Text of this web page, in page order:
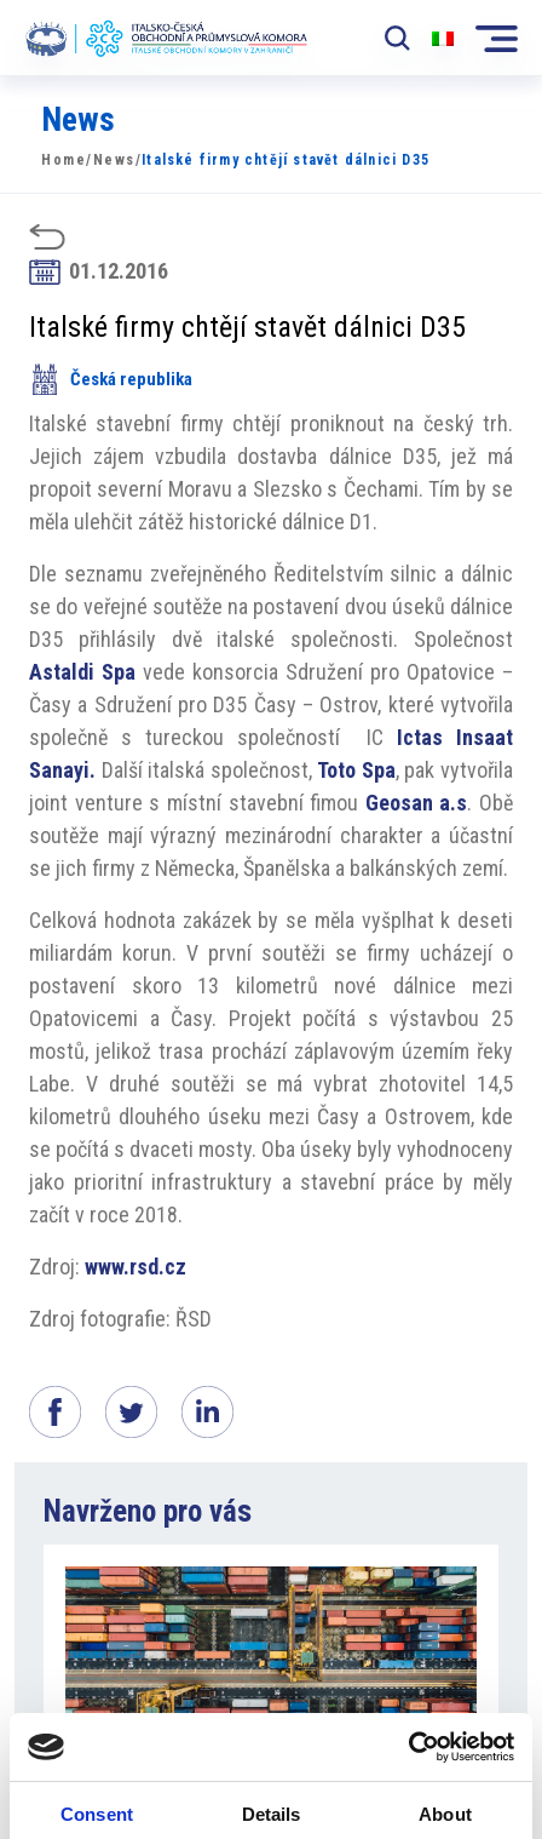
Consent Details About
Komora
News
Události
Rozvoj Trhu
Členové
Partneři
​​Projekty
Členská sekce
News
Home/ News/ Italské firmy chtějí stavět dálnici D35
01.12.2016
Italské firmy chtějí stavět dálnici D35
Česká republika
Italské stavební firmy chtějí proniknout na český trh.
Jejich zájem vzbudila dostavba dálnice D35, jež má
propoit severní Moravu a Slezsko s Čechami. Tím by se
měla ulehčit zátěž historické dálnice D1.
Dle seznamu zveřejněného Ředitelstvím silnic a dálnic
se do veřejné soutěže na postavení dvou úseků dálnice
D35 přihlásily dvě italské společnosti. Společnost
Astaldi Spa vede konsorcia Sdružení pro Opatovice –
Časy a Sdružení pro D35 Časy – Ostrov, které vytvořila
společně s tureckou společností IC Ictas Insaat
Sanayi. Další italská společnost, Toto Spa, pak vytvořila
joint venture s místní stavební fimou Geosan a.s. Obě
soutěže mají výrazný mezinárodní charakter a účastní
se jich firmy z Německa, Španělska a balkánských zemí.
Celková hodnota zakázek by se měla vyšplhat k deseti
miliardám korun. V první soutěži se firmy ucházejí o
postavení skoro 13 kilometrů nové dálnice mezi
Opatovicemi a Časy. Projekt počítá s výstavbou 25
mostů, jelikož trasa prochází záplavovým územím řeky
Labe. V druhé soutěži se má vybrat zhotovitel 14,5
kilometrů dlouhého úseku mezi Časy a Ostrovem, kde
se počítá s dvaceti mosty. Oba úseky byly vyhodnoceny
jako prioritní infrastruktury a stavební práce by měly
začít v roce 2018.
Zdroj: www.rsd.cz
Zdroj fotografie: ŘSD
Navrženo pro vás
6 srpna 2026